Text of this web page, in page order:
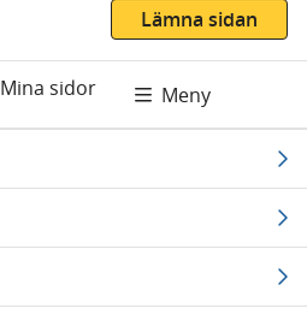
Lämna sidan
Mina sidor Meny